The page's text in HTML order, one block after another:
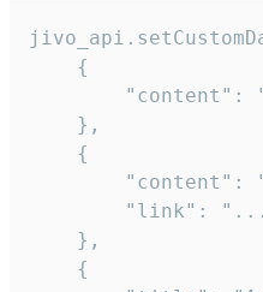
    {
"content":
    },
    {
"content":
"link":
    },
    {